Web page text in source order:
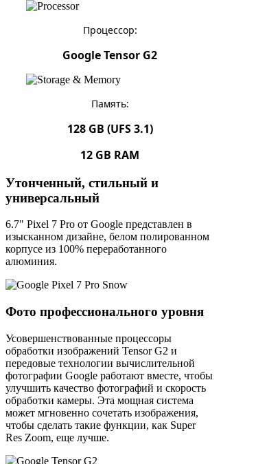
Процессор:
Google Tensor G2
Память:
128 GB (UFS 3.1)
12 GB RAM
Утонченный, стильный и
универсальный
6.7" Pixel 7 Pro от Google представлен в
изысканном дизайне, белом полированном
корпусе из 100% переработанного
алюминия.
Фото профессионального уровня
Усовершенствованные процессоры
обработки изображений Tensor G2 и
передовые технологии вычислительной
фотографии Google работают вместе, чтобы
улучшить качество фотографий и скорость
обработки камеры. Эта мощная система
может мгновенно сочетать изображения,
чтобы сделать такие функции, как Super
Res Zoom, еще лучше.